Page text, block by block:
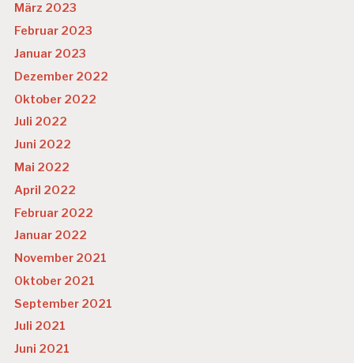
März 2023
Februar 2023
Januar 2023
Dezember 2022
Oktober 2022
Juli 2022
Juni 2022
Mai 2022
April 2022
Februar 2022
Januar 2022
November 2021
Oktober 2021
September 2021
Juli 2021
Juni 2021